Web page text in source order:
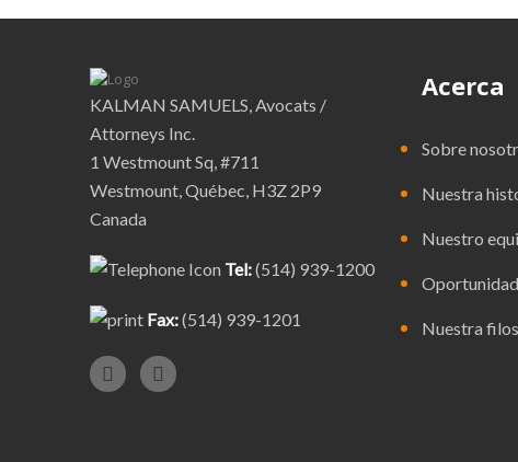
KALMAN SAMUELS, Avocats /
Attorneys Inc.
1 Westmount Sq, #711
Westmount, Québec, H3Z 2P9
Canada
Tel:(514) 939-1200
Fax:(514) 939-1201
Acerca
Sobre
Nuestra
Nuestro
Nuestra